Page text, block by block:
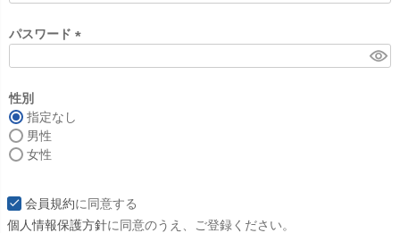
)
パスワード
性別
指定なし
男性
女性
会員規約に同意する
個人情報保護方針に同意のうえ、ご登録ください。